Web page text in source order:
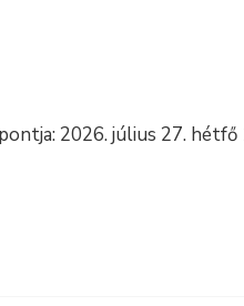
2026. július 27. hétfő